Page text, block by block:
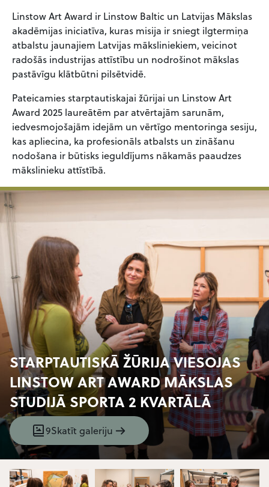
Linstow Art Award ir Linstow Baltic un Latvijas Mākslas
akadēmijas iniciatīva, kuras misija ir sniegt ilgtermiņa
atbalstu jaunajiem Latvijas māksliniekiem, veicinot
radošās industrijas attīstību un nodrošinot mākslas
pastāvīgu klātbūtni pilsētvidē.
Pateicamies starptautiskajai žūrijai un Linstow Art
Award 2025 laureātēm par atvērtajām sarunām,
iedvesmojošajām idejām un vērtīgo mentoringa sesiju,
kas apliecina, ka profesionāls atbalsts un zināšanu
nodošana ir būtisks ieguldījums nākamās paaudzes
mākslinieku attīstībā.
STARPTAUTISKĀ ŽŪRIJA VIESOJAS
LINSTOW ART AWARD MĀKSLAS
STUDIJĀ SPORTA 2 KVARTĀLĀ
9Skatīt galeriju